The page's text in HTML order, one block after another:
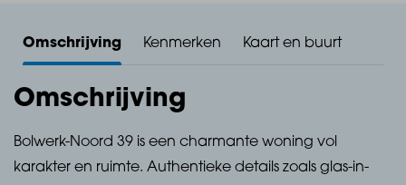
Omschrijving Kenmerken Kaart en buurt
Omschrijving
Bolwerk-Noord 39 is een charmante woning vol
karakter en ruimte. Authentieke details zoals glas-in-